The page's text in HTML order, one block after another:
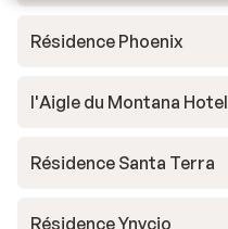
Résidence Phoenix
l'Aigle du Montana Hotel
Résidence Santa Terra
Résidence Ynycio